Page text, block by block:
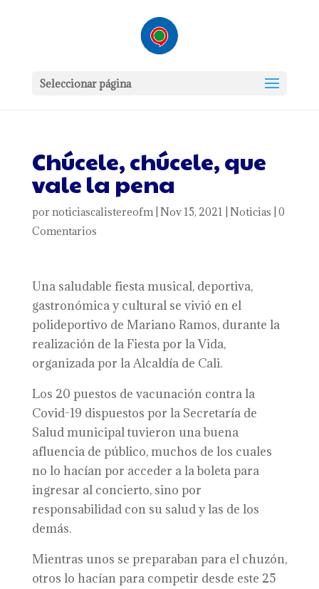
Seleccionar página
Chúcele, chúcele, que
vale la pena
por noticiascalistereofm| Nov 15, 2021 Noticias 0
Comentarios
Una saludable fiesta musical, deportiva,
gastronómica y cultural se vivió en el
polideportivo de Mariano Ramos, durante la
realización de la Fiesta por la Vida,
organizada por la Alcaldía de Cali.
Los 20 puestos de vacunación contra la
Covid-19 dispuestos por la Secretaría de
Salud municipal tuvieron una buena
afluencia de público, muchos de los cuales
no lo hacían por acceder a la boleta para
ingresar al concierto, sino por
responsabilidad con su salud y las de los
demás.
Mientras unos se preparaban para el chuzón,
otros lo hacían para competir desde este 25